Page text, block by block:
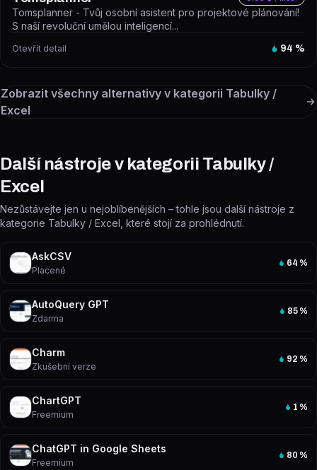
Tomsplanner - Tvůj osobní asistent pro projektové plánování!
S naší revoluční umělou inteligencí...
Otevřít detail 94 %
Zobrazit všechny alternativy v kategorii Tabulky /
Excel
Další nástroje v kategorii Tabulky /
Excel
Nezůstávejte jen u nejoblíbenějších – tohle jsou další nástroje z
kategorie Tabulky / Excel, které stojí za prohlédnutí.
AskCSV
Placené
64 %
AutoQuery GPT
Zdarma
85 %
Charm
Zkušební verze
92 %
ChartGPT
Freemium
1 %
ChatGPT in Google Sheets
Freemium
80 %